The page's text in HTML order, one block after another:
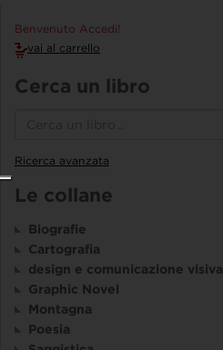
Benvenuto Accedi!
vai al carrello
Cerca un libro
Ricerca avanzata
Le collane
Biografie
Cartografia
design e comunicazione visiva
Graphic Novel
Montagna
Poesia